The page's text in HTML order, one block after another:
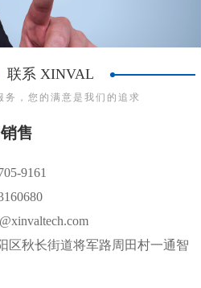
联系 XINVAL
务，您的满意是我们的追求
售
9161
区秋长街道将军路周田村一通智